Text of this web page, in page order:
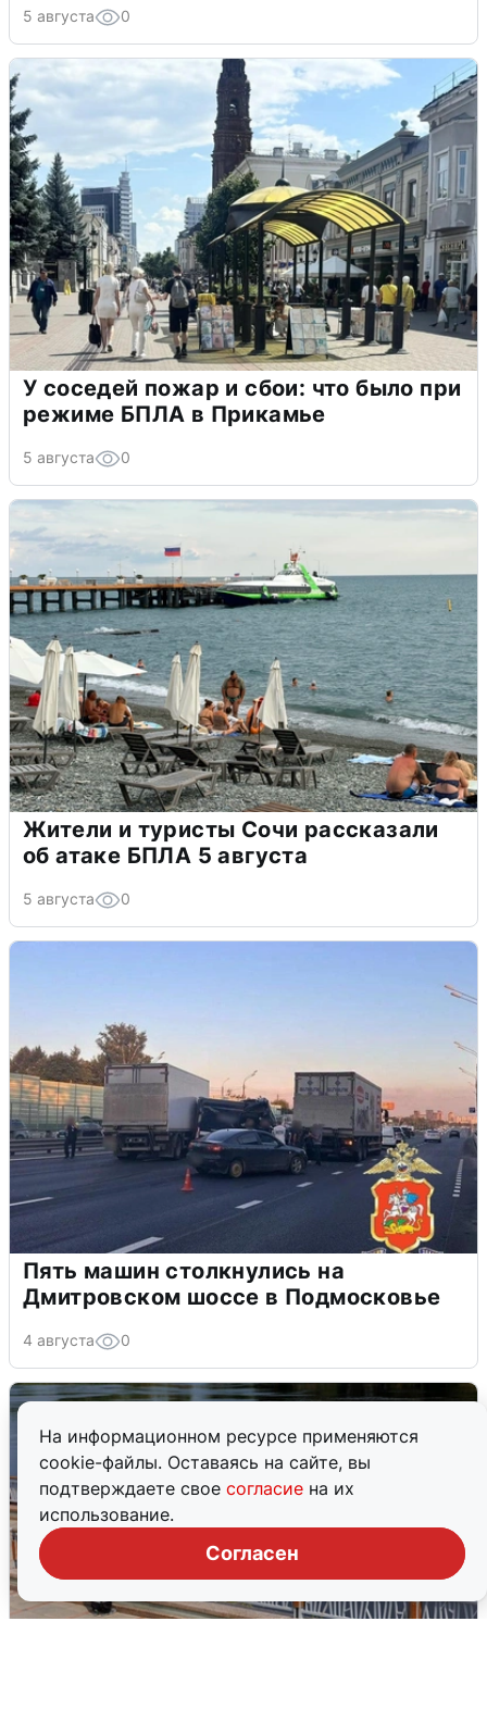
На информационном ресурсе применяются
cookie-файлы. Оставаясь на сайте, вы
подтверждаете свое согласие на их
использование.
Согласен
5 августа 0
У соседей пожар и сбои: что было при
режиме БПЛА в Прикамье
5 августа 0
Жители и туристы Сочи рассказали
об атаке БПЛА 5 августа
5 августа 0
Пять машин столкнулись на
Дмитровском шоссе в Подмосковье
4 августа 0